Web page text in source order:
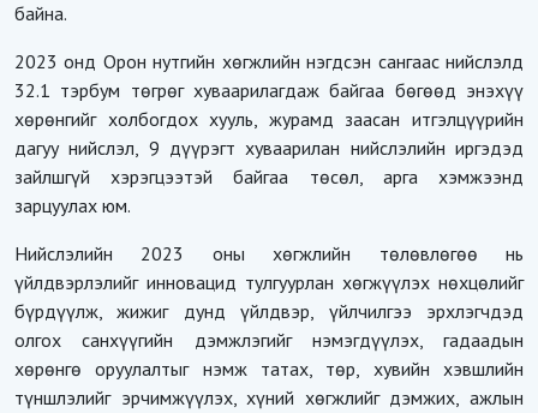
байна.
2023 онд Орон нутгийн хөгжлийн нэгдсэн сангаас нийслэлд
32.1 тэрбум төгрөг хуваарилагдаж байгаа бөгөөд энэхүү
хөрөнгийг холбогдох хууль, журамд заасан итгэлцүүрийн
дагуу нийслэл, 9 дүүрэгт хуваарилан нийслэлийн иргэдэд
зайлшгүй хэрэгцээтэй байгаа төсөл, арга хэмжээнд
зарцуулах юм.
Нийслэлийн 2023 оны хөгжлийн төлөвлөгөө нь
үйлдвэрлэлийг инновацид тулгуурлан хөгжүүлэх нөхцөлийг
бүрдүүлж, жижиг дунд үйлдвэр, үйлчилгээ эрхлэгчдэд
олгох санхүүгийн дэмжлэгийг нэмэгдүүлэх, гадаадын
хөрөнгө оруулалтыг нэмж татах, төр, хувийн хэвшлийн
түншлэлийг эрчимжүүлэх, хүний хөгжлийг дэмжих, ажлын